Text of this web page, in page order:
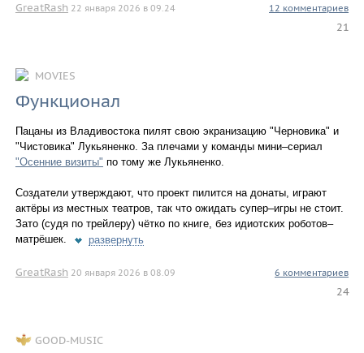
GreatRash 22 января 2026 в 09.24 12 комментариев
21
MOVIES
Функционал
Пацаны из Владивостока пилят свою экранизацию "Черновика" и
"Чистовика" Лукьяненко. За плечами у команды мини–сериал
"Осенние визиты" по тому же Лукьяненко.
Создатели утверждают, что проект пилится на донаты, играют
актёры из местных театров, так что ожидать супер–игры не стоит.
Зато (судя по трейлеру) чётко по книге, без идиотских роботов–
матрёшек.
развернуть
GreatRash 20 января 2026 в 08.09 6 комментариев
24
GOOD-MUSIC